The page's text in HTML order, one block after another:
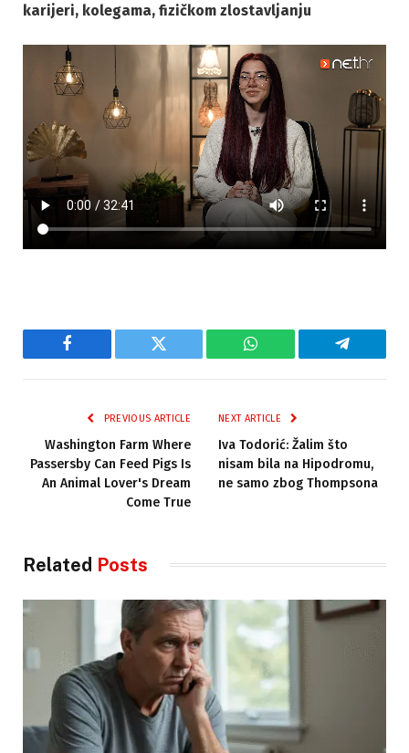
karijeri, kolegama, fizičkom zlostavljanju
Facebook Twitter WhatsApp Telegram
PREVIOUS ARTICLE
Washington Farm Where
Passersby Can Feed Pigs Is
An Animal Lover's Dream
Come True
NEXT ARTICLE
Iva Todorić: Žalim što
nisam bila na Hipodromu,
ne samo zbog Thompsona
Related Posts